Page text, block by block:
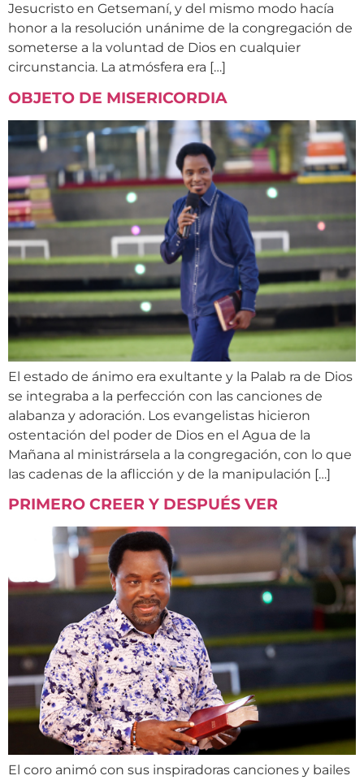
Jesucristo en Getsemaní, y del mismo modo hacía
honor a la resolución unánime de la congregación de
someterse a la voluntad de Dios en cualquier
circunstancia. La atmósfera era […]
OBJETO DE MISERICORDIA
El estado de ánimo era exultante y la Palab ra de Dios
se integraba a la perfección con las canciones de
alabanza y adoración. Los evangelistas hicieron
ostentación del poder de Dios en el Agua de la
Mañana al ministrársela a la congregación, con lo que
las cadenas de la aflicción y de la manipulación […]
PRIMERO CREER Y DESPUÉS VER
El coro animó con sus inspiradoras canciones y bailes